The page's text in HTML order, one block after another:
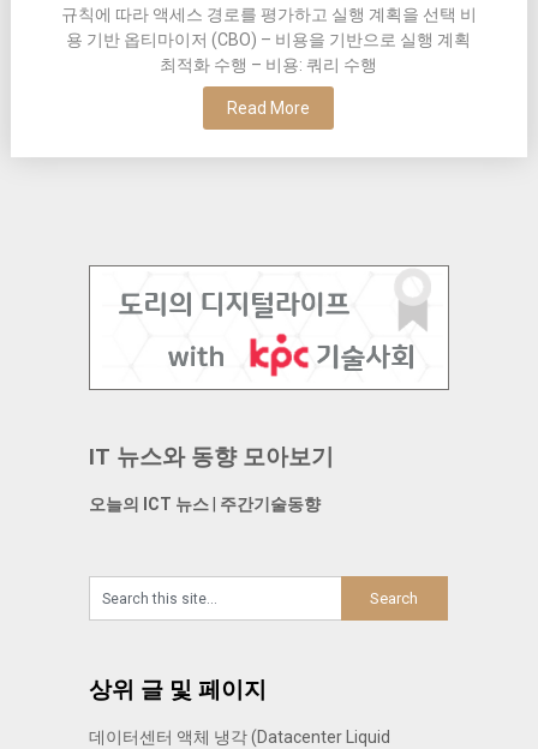
규칙에 따라 액세스 경로를 평가하고 실행 계획을 선택 비
용 기반 옵티마이저 (CBO) – 비용을 기반으로 실행 계획
최적화 수행 – 비용: 쿼리 수행
Read More
IT 뉴스와 동향 모아보기
오늘의 ICT 뉴스| 주간기술동향
상위 글 및 페이지
데이터센터 액체 냉각 (Datacenter Liquid